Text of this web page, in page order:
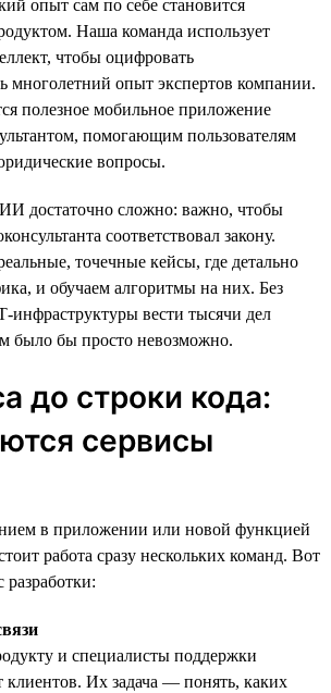
опыт сам по себе становится
Наша команда использует
чтобы оцифровать
многолетний опыт экспертов компании.
полезное мобильное приложение
помогающим пользователям
вопросы.
достаточно сложно: важно, чтобы
соответствовал закону.
точечные кейсы, где детально
и обучаем алгоритмы на них. Без
вести тысячи дел
было бы просто невозможно.
до строки кода:
сервисы
в приложении или новой функцией
работа сразу нескольких команд. Вот
разработки:
и специалисты поддержки
клиентов. Их задача — понять, каких